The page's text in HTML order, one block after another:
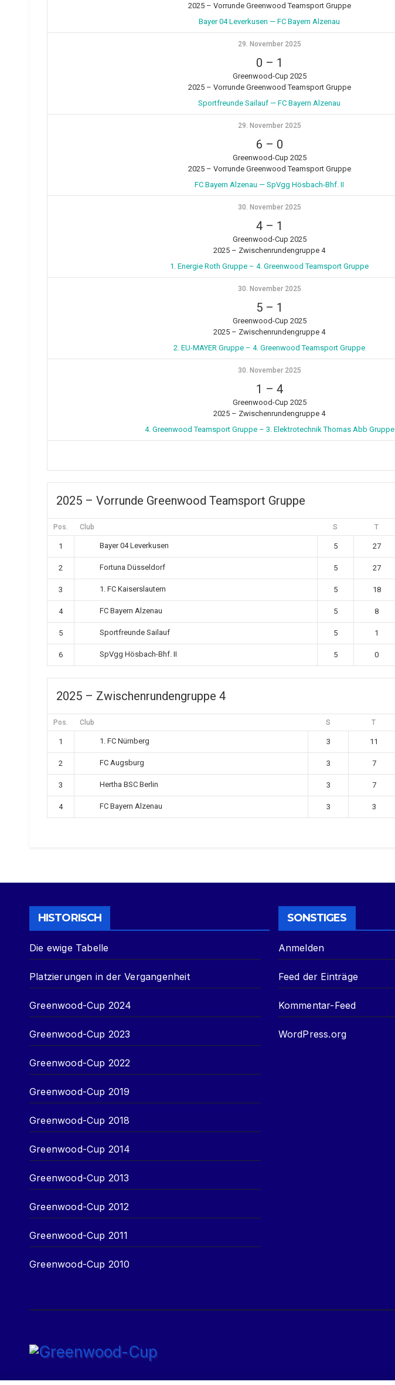
2025 – Vorrunde Greenwood Teamsport Gruppe
Bayer 04 Leverkusen — FC Bayern Alzenau
29. November 2025
0 – 1
Greenwood-Cup 2025
2025 – Vorrunde Greenwood Teamsport Gruppe
Sportfreunde Sailauf — FC Bayern Alzenau
29. November 2025
6 – 0
Greenwood-Cup 2025
2025 – Vorrunde Greenwood Teamsport Gruppe
FC Bayern Alzenau — SpVgg Hösbach-Bhf. II
30. November 2025
4– 1
Greenwood-Cup 2025
2025 – Zwischenrundengruppe 4
1. Energie Roth Gruppe – 4. Greenwood Teamsport Gruppe
30. November 2025
5– 1
Greenwood-Cup 2025
2025 – Zwischenrundengruppe 4
2. EU-MAYER Gruppe – 4. Greenwood Teamsport Gruppe
30. November 2025
1 – 4
Greenwood-Cup 2025
2025 – Zwischenrundengruppe 4
4. Greenwood Teamsport Gruppe – 3. Elektrotechnik Thomas Abb Gruppe
2025 – Vorrunde Greenwood Teamsport Gruppe
Pos. Club S T
1 Bayer 04 Leverkusen 5 27
2 Fortuna Düsseldorf 5 27
3 1. FC Kaiserslautern 5 18
4 FC Bayern Alzenau 5 8
5 Sportfreunde Sailauf 5 1
6 SpVgg Hösbach-Bhf. II 5 0
2025 – Zwischenrundengruppe 4
Pos. Club S T
1 1. FC Nürnberg 3 11
2 FC Augsburg 3 7
3 Hertha BSC Berlin 3 7
4 FC Bayern Alzenau 3 3
HISTORISCH
Die ewige Tabelle
Platzierungen in der Vergangenheit
Greenwood-Cup 2024
Greenwood-Cup 2023
Greenwood-Cup 2022
Greenwood-Cup 2019
Greenwood-Cup 2018
Greenwood-Cup 2014
Greenwood-Cup 2013
Greenwood-Cup 2012
Greenwood-Cup 2011
Greenwood-Cup 2010
SONSTIGES
Anmelden
Feed der Einträge
Kommentar-Feed
WordPress.org